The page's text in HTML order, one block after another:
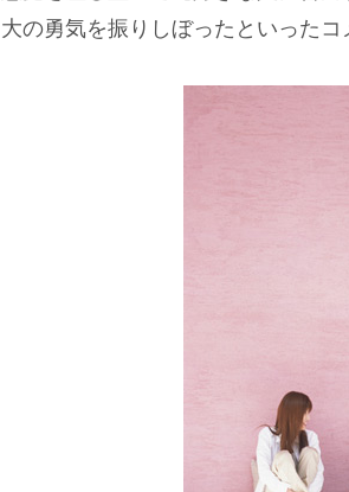
大の勇気を振りしぼったといったコ